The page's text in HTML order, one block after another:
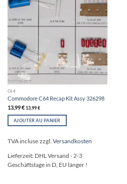
C64
Commodore C64 Recap Kit Assy 326298
13,99€ 13,99€
AJOUTER AU PANIER
TVA incluse zzgl. Versandkosten
Lieferzeit: DHL Versand - 2-3
Geschäftstage in D, EU länger !